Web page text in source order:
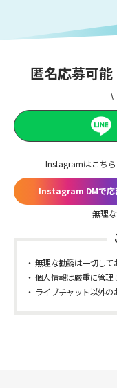
匿名応募可能
Instagramはこちら
Instagram DMで応
無理
無理な勧誘は一切して
個人情報は厳重に管理
ライブチャット以外